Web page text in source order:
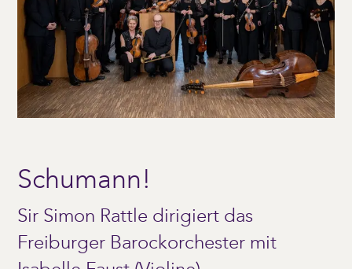
Schumann!
Sir Simon Rattle dirigiert das
Freiburger Barockorchester mit